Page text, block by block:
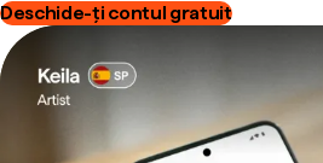
Deschide-ți contul gratuit